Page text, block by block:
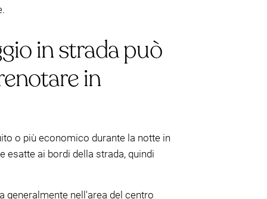
in strada può
in
o più economico durante la notte in
esatte ai bordi della strada, quindi
generalmente nell'area del centro